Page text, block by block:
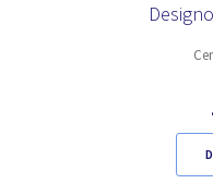
unisex